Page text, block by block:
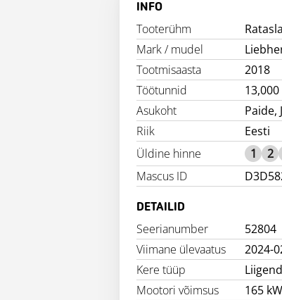
INFO
Tooterühm
Mark / mudel
Tootmisaasta
2018
Töötunnid
13,000
Asukoht
Paide,
Riik
Eesti
Üldine hinne
1 2
Mascus ID
DETAILID
Seerianumber 52804
Viimane ülevaatus
2024-
Kere tüüp
Mootori võimsus
165